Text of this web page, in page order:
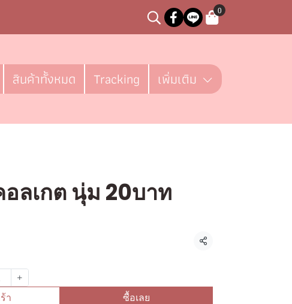
0
สินค้าทั้งหมด Tracking เพิ่มเติม
ลเกต นุ่ม 20บาท
แชร์
า ซื้อเลย